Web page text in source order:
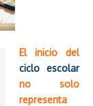
El inicio del
ciclo escolar
no solo
representa